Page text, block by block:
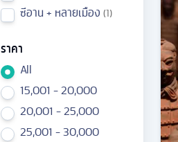
ซีอาน + หลายเมือง 1
ราคา
All
15,001 - 20,000
20,001 - 25,000
25,001 - 30,000